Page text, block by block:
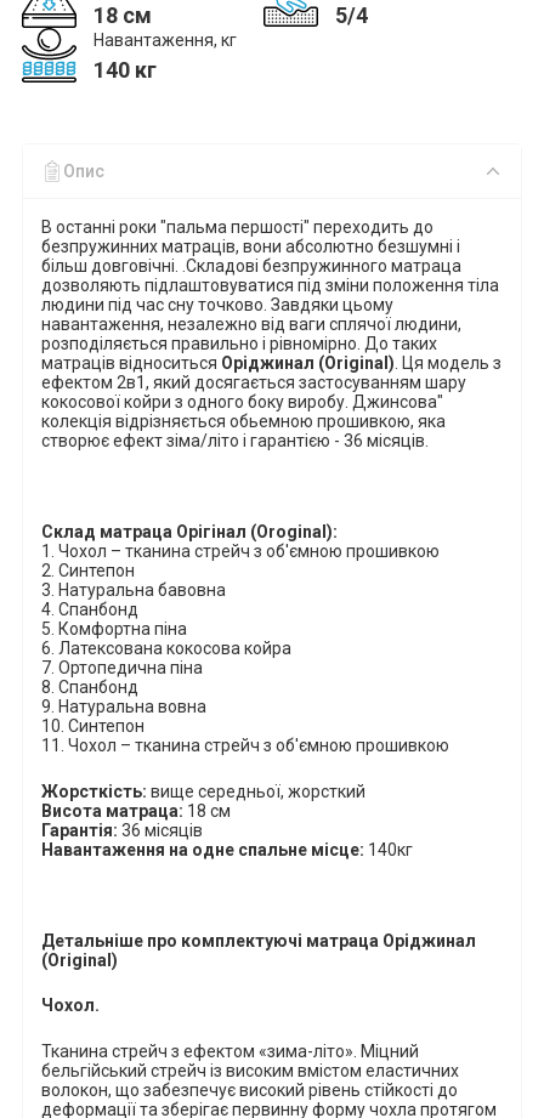
18 см 5/4
Навантаження, кг
140 кг
Опис
В останні роки "пальма першості" переходить до
безпружинних матраців, вони абсолютно безшумні і
більш довговічні.
.Складові безпружинного матраца
дозволяють підлаштовуватися під зміни положення тіла
людини під час сну точково. Завдяки цьому
навантаження, незалежно від ваги сплячої людини,
розподіляється правильно і рівномірно До таких
матраців відноситься Оріджинал (Original ) Ця модель з
ефектом 2в1, який досягається застосуванням шару
кокосової койри з одного боку виробу. Джинсова"
колекція відрізняється обьемною прошивкою, яка
створює ефект зіма/літо і гарантією - 36 місяців.
Склад матраца Орігінал (Oroginal ):
1. Чохол – тканина стрейч з об'ємною прошивкою
2. Синтепон
3. Натуральна бавовна
4. Спанбонд
5. Комфортна піна
6. Латексована кокосова койра
7. Ортопедична піна
8. Спанбонд
9. Натуральна вовна
10. Синтепон
11. Чохол – тканина стрейч з об'ємною прошивкою
Жорсткість: вище середньої, жорсткий
Висота матраца: 18 см
Гарантія: 36 місяців
Навантаження на одне спальне місце: 140кг
Детальніше про комплектуючі матраца Оріджинал
(Original )
Чохол.
Тканина стрейч з ефектом «зима-літо». Міцний
бельгійський стрейч із високим вмістом еластичних
волокон, що забезпечує високий рівень стійкості до
деформації та зберігає первинну форму чохла протягом